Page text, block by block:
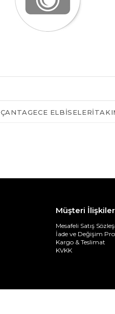
Müşteri
Mesafeli Satış
İade ve Değişim
Kargo & Teslimat
KVKK
ÇANTAGECE ELBISELERI